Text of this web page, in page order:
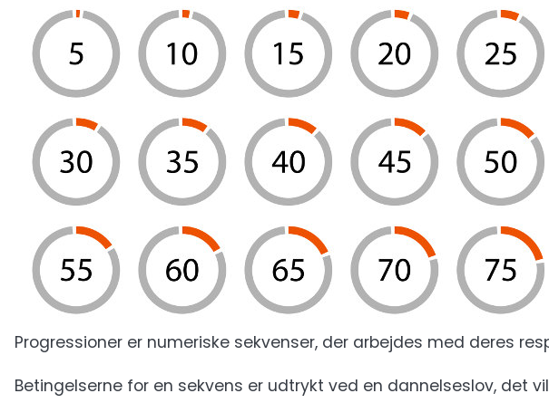
Progressioner er numeriske sekvenser, der arbejdes med deres
Betingelserne for en sekvens er udtrykt ved en dannelseslov, det